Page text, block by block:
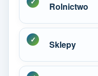
Rolnictwo
Sklepy